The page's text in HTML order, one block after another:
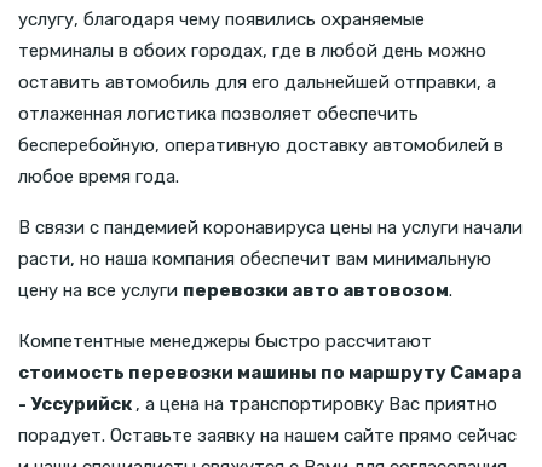
услугу, благодаря чему появились охраняемые
терминалы в обоих городах, где в любой день можно
оставить автомобиль для его дальнейшей отправки, а
отлаженная логистика позволяет обеспечить
бесперебойную, оперативную доставку автомобилей в
любое время года.
В связи с пандемией коронавируса цены на услуги начали
расти, но наша компания обеспечит вам минимальную
цену на все услуги перевозки авто автовозом.
Компетентные менеджеры быстро рассчитают
стоимость перевозки машины по маршруту Самара
- Уссурийск , а цена на транспортировку Вас приятно
порадует. Оставьте заявку на нашем сайте прямо сейчас